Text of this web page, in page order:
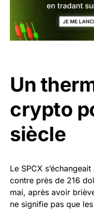
Un
crypto
siècle
Le SPCX
contre près de 216
mai, après avoir
ne signifie pas que